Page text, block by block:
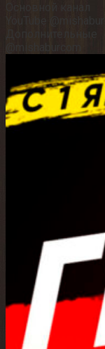
Основной канал
Дополнительные